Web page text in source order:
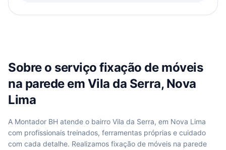
Sobre o serviçofixação de móveis
na paredeem Vila da Serra, Nova
Lima
A Montador BH atende o bairro Vila da Serra, em Nova Lima
com profissionais treinados, ferramentas próprias e cuidado
com cada detalhe. Realizamos fixação de móveis na parede